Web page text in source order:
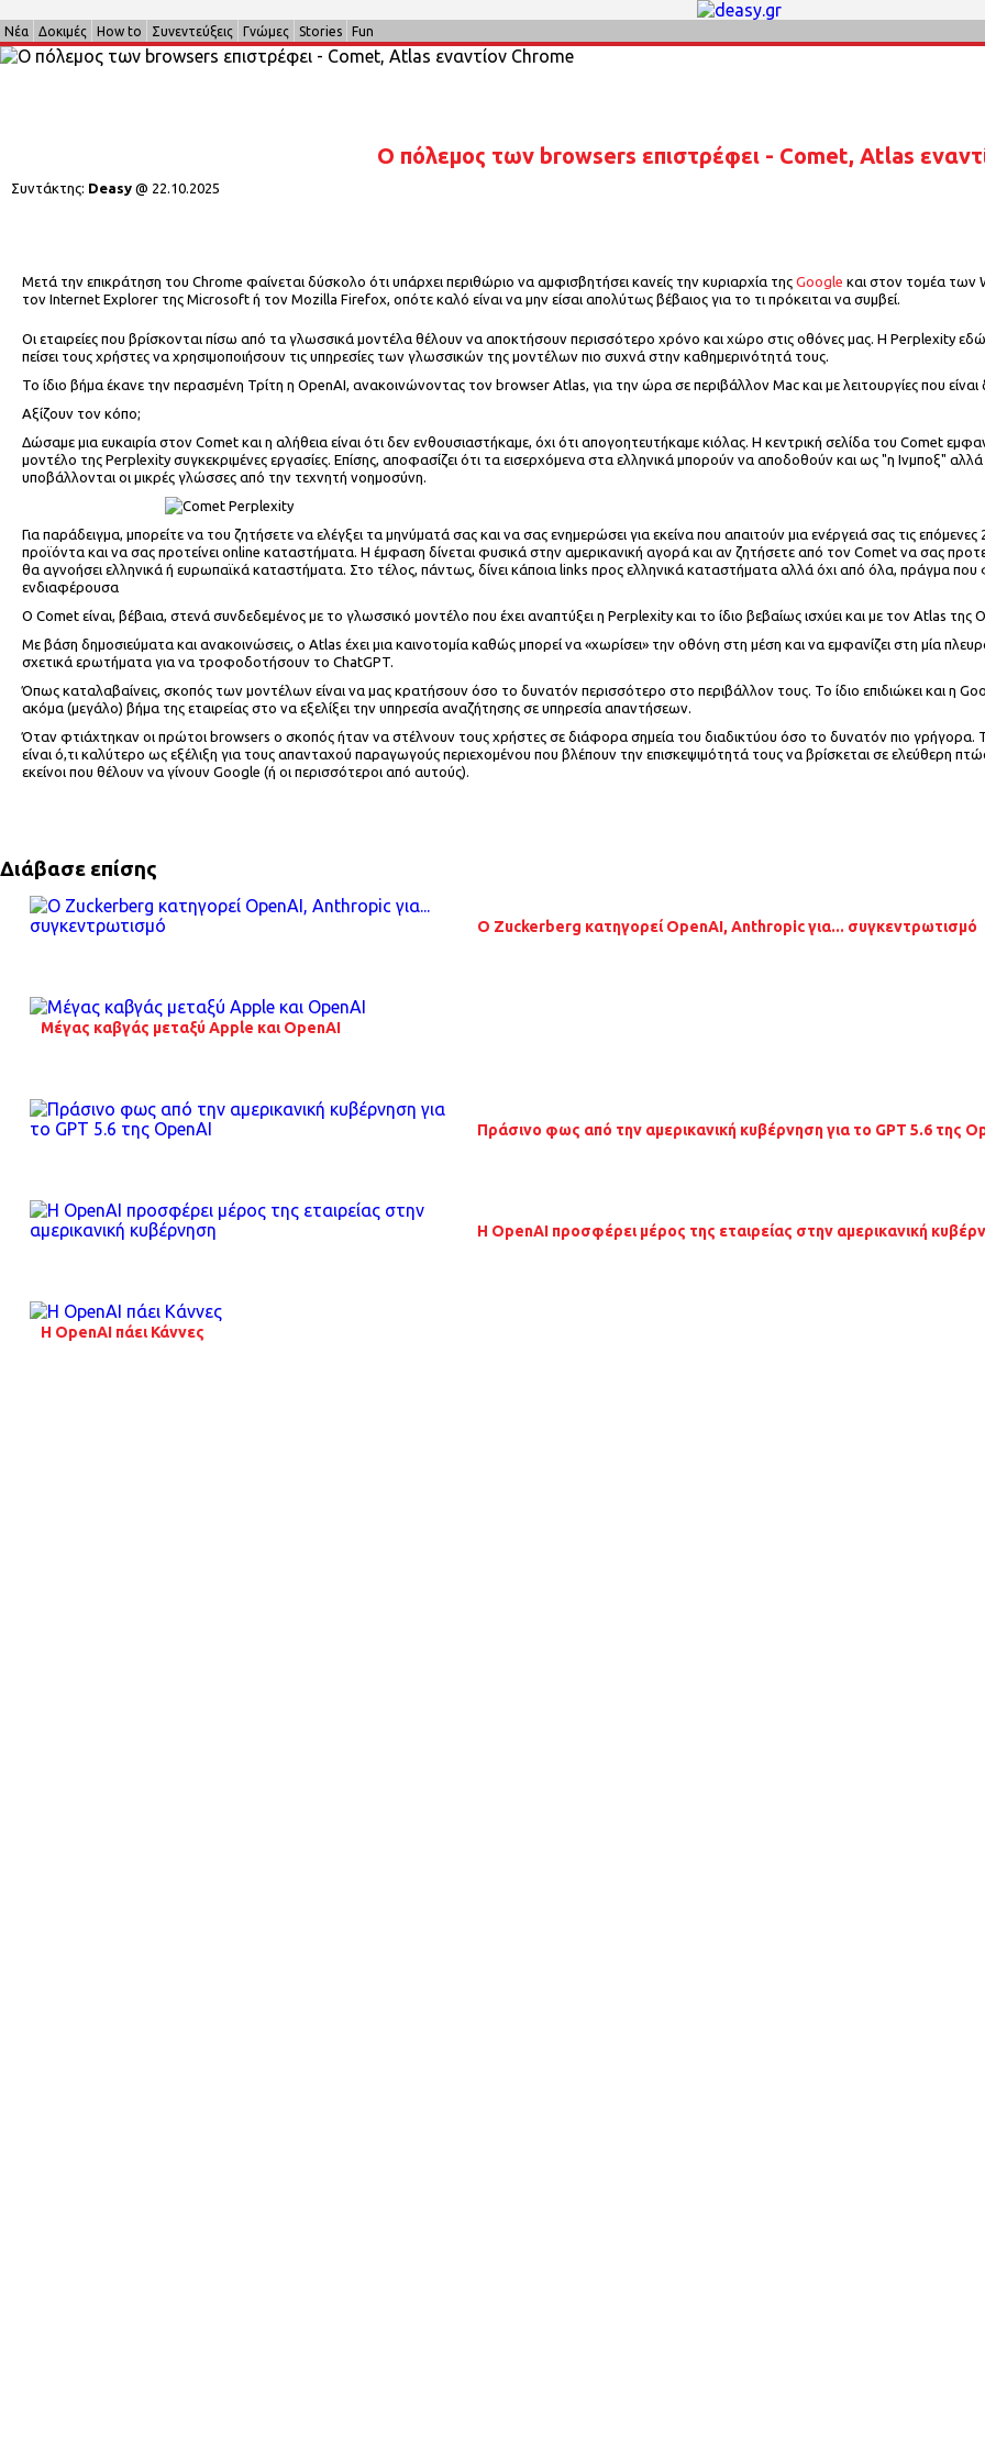
Νέα Δοκιμές How to Συνεντεύξεις Γνώμες Stories Fun
Ο πόλεμος των browsers επιστρέφει - Comet, Atlas
Συντάκτης: Deasy @ 22.10.2025
Μετά την επικράτηση του Chrome φαίνεται δύσκολο ότι υπάρχει περιθώριο να αμφισβητήσει κανείς την κυριαρχία της Google και στον τομέα των
τον Internet Explorer της Microsoft ή τον Mozilla Firefox, οπότε καλό είναι να μην είσαι απολύτως βέβαιος για το τι πρόκειται να συμβεί.
Οι εταιρείες που βρίσκονται πίσω από τα γλωσσικά μοντέλα θέλουν να αποκτήσουν περισσότερο χρόνο και χώρο στις οθόνες μας. Η Perplexity εδώ
πείσει τους χρήστες να χρησιμοποιήσουν τις υπηρεσίες των γλωσσικών της μοντέλων πιο συχνά στην καθημερινότητά τους.
Το ίδιο βήμα έκανε την περασμένη Τρίτη η OpenAI, ανακοινώνοντας τον browser Atlas, για την ώρα σε περιβάλλον Mac και με λειτουργίες που
Αξίζουν τον κόπο;
Δώσαμε μια ευκαιρία στον Comet και η αλήθεια είναι ότι δεν ενθουσιαστήκαμε, όχι ότι απογοητευτήκαμε κιόλας. Η κεντρική σελίδα του Comet
μοντέλο της Perplexity συγκεκριμένες εργασίες. Επίσης, αποφασίζει ότι τα εισερχόμενα στα ελληνικά μπορούν να αποδοθούν και ως "η Ινμποξ"
υποβάλλονται οι μικρές γλώσσες από την τεχνητή νοημοσύνη.
Για παράδειγμα, μπορείτε να του ζητήσετε να ελέγξει τα μηνύματά σας και να σας ενημερώσει για εκείνα που απαιτούν μια ενέργειά σας τις
προϊόντα και να σας προτείνει online καταστήματα. Η έμφαση δίνεται φυσικά στην αμερικανική αγορά και αν ζητήσετε από τον Comet να σας
θα αγνοήσει ελληνικά ή ευρωπαϊκά καταστήματα. Στο τέλος, πάντως, δίνει κάποια links προς ελληνικά καταστήματα αλλά όχι από όλα, πράγμα
ενδιαφέρουσα
Ο Comet είναι, βέβαια, στενά συνδεδεμένος με το γλωσσικό μοντέλο που έχει αναπτύξει η Perplexity και το ίδιο βεβαίως ισχύει και με τον Atlas της
Με βάση δημοσιεύματα και ανακοινώσεις, ο Atlas έχει μια καινοτομία καθώς μπορεί να «χωρίσει» την οθόνη στη μέση και να εμφανίζει στη μία
σχετικά ερωτήματα για να τροφοδοτήσουν το ChatGPT.
Όπως καταλαβαίνεις, σκοπός των μοντέλων είναι να μας κρατήσουν όσο το δυνατόν περισσότερο στο περιβάλλον τους. Το ίδιο επιδιώκει και η
ακόμα (μεγάλο) βήμα της εταιρείας στο να εξελίξει την υπηρεσία αναζήτησης σε υπηρεσία απαντήσεων.
Όταν φτιάχτηκαν οι πρώτοι browsers ο σκοπός ήταν να στέλνουν τους χρήστες σε διάφορα σημεία του διαδικτύου όσο το δυνατόν πιο γρήγορα.
είναι ό,τι καλύτερο ως εξέλιξη για τους απανταχού παραγωγούς περιεχομένου που βλέπουν την επισκεψιμότητά τους να βρίσκεται σε ελεύθερη
εκείνοι που θέλουν να γίνουν Google (ή οι περισσότεροι από αυτούς).
Διάβασε επίσης
O Zuckerberg κατηγορεί OpenAI, Anthropic για... συγκεντρωτισμό
Μέγας καβγάς μεταξύ Apple και OpenAI
Πράσινο φως από την αμερικανική κυβέρνηση για το GPT 5.6 της
Η OpenAI προσφέρει μέρος της εταιρείας στην αμερικανική
Η OpenAI πάει Κάννες